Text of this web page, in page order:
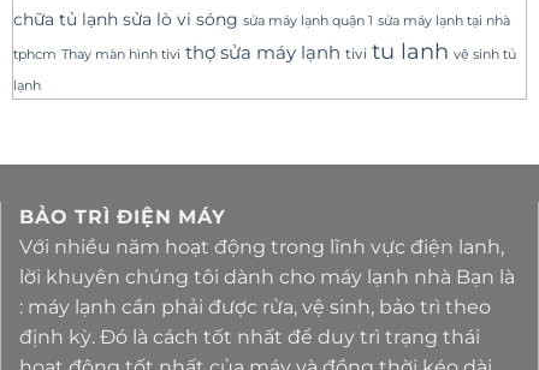
chữa tủ lạnh sửa lò vi sóng sửa máy lạnh quận 1 sửa máy lạnh tại nhà
tphcm Thay màn hình tivi thợ sửa máy lạnh tivi tu lanh vệ sinh tủ
lạnh
BẢO TRÌ ĐIỆN MÁY
Với nhiều năm hoạt động trong lĩnh vực điện lanh,
lời khuyên chúng tôi dành cho máy lạnh nhà Bạn là
: máy lạnh cần phải được rửa, vệ sinh, bảo trì theo
định kỳ. Đó là cách tốt nhất để duy trì trạng thái